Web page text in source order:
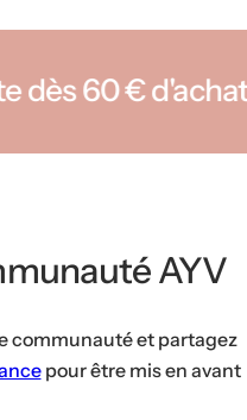
€ d'achats
AYV
communauté et partagez
pour être mis en avant